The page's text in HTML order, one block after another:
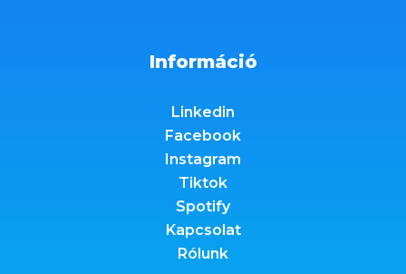
Információ
Linkedin
Facebook
Instagram
Tiktok
Spotify
Kapcsolat
Rólunk